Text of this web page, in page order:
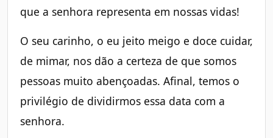
que a senhora representa em nossas vidas!
O seu carinho, o eu jeito meigo e doce cuidar,
de mimar, nos dão a certeza de que somos
pessoas muito abençoadas. Afinal, temos o
privilégio de dividirmos essa data com a
senhora.